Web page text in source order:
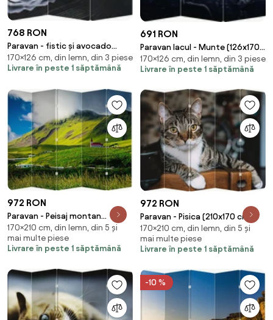
768 RON
Paravan - fistic și avocado
(126x170 cm)
170×126 cm, din lemn, din 3 piese
Livrare în peste 1 săptămână
691 RON
Paravan lacul - Munte (126x170
cm)
170×126 cm, din lemn, din 3 piese
Livrare în peste 1 săptămână
972 RON
Paravan - Peisaj montan
(210x170 cm)
170×210 cm, din lemn, din 5 și
mai multe piese
Livrare în peste 1 săptămână
972 RON
Paravan - Pisica (210x170 cm)
170×210 cm, din lemn, din 5 și
mai multe piese
Livrare în peste 1 săptămână
-10 %